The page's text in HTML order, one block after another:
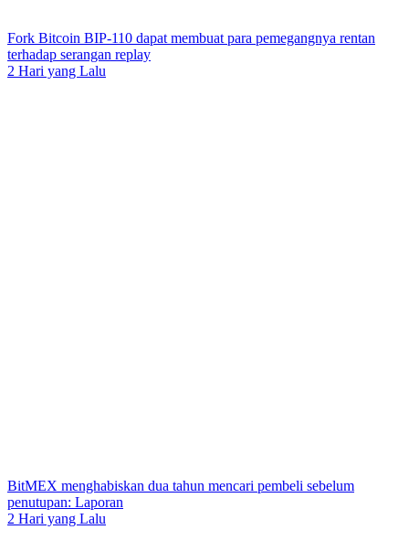
Fork Bitcoin BIP-110 dapat membuat para pemegangnya rentan
terhadap serangan replay
2 Hari yang Lalu
BitMEX menghabiskan dua tahun mencari pembeli sebelum
penutupan: Laporan
2 Hari yang Lalu